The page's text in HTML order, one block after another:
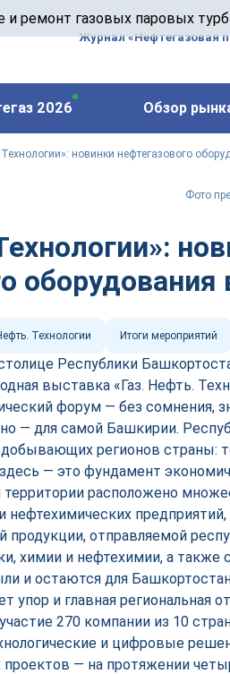
и ремонт газовых паровых
сервисом газовых и
поршневых машин и
ИНН 7802588950
Журнал «Нефтегазовая
2026 Обзор
Технологии»: новинки нефтегазового
Фото
оборудования
Технологии Итоги мероприятий
Республики
выставка «Газ. Нефть.
форум — без сомнения,
— для самой Башкирии.
регионов страны:
— это фундамент
территории расположено
отправляемой
химии и нефтехимии, а
и остаются для
упор и главная региональная
270 компании из 10
и цифровые
— на протяжении